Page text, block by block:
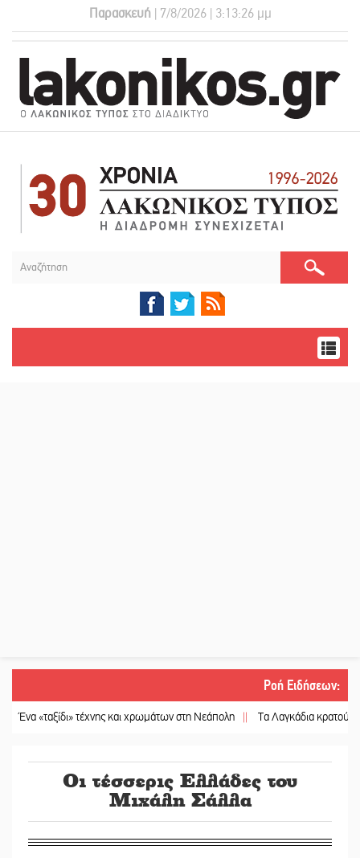
Παρασκευή | 7/8/2026 | 3:13:26 μμ
Ροή Ειδήσεων:
τέχνης και χρωμάτων στη Νεάπολη || Τα Λαγκάδια κρατούν ζωντανή
Οι τέσσερις Ελλάδες του
Μιχάλη Σάλλα